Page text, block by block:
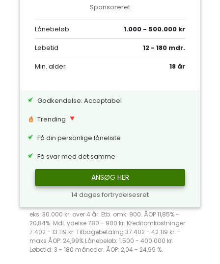
Sponsoreret
Lånebeløb
1.000 - 500.000 kr
Løbetid
12 - 180 mdr.
Min. alder
18 år
Godkendelse: Acceptabel
Trending
Få din personlige låneliste
Få svar med det samme
ANSØG HER
14 dages fortrydelsesret
eks: 30.000 kr. over 4 år. Etb. omk. 900. ÅOP 11,85% -
20,84%. Mdl. ydelse 780 - 900 kr. Kreditomkostninger
7.402 - 13.119 kr. Tilbagebetaling 37.402 - 42.119 kr. -
maks ÅOP: 24,99% Lånebeløb: 1.500 - 400.000 kr.
Løbetid: 3 - 180 måneder. ÅOP: 2,04 - 24,99 %.